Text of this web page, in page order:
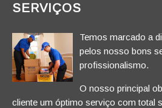
SERVIÇOS
Temos marcado a
pelos nosso bons
profissionalismo.
O nosso principal
cliente um óptimo serviço com total